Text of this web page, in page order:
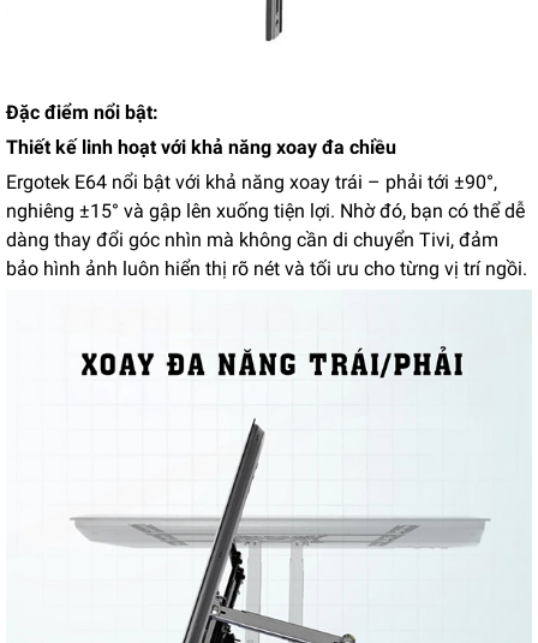
Đặc điểm nổi bật:
Thiết kế linh hoạt với khả năng xoay đa chiều
Ergotek E64 nổi bật với khả năng xoay trái – phải tới ±90°,
nghiêng ±15° và gập lên xuống tiện lợi. Nhờ đó, bạn có thể dễ
dàng thay đổi góc nhìn mà không cần di chuyển Tivi, đảm
bảo hình ảnh luôn hiển thị rõ nét và tối ưu cho từng vị trí ngồi.